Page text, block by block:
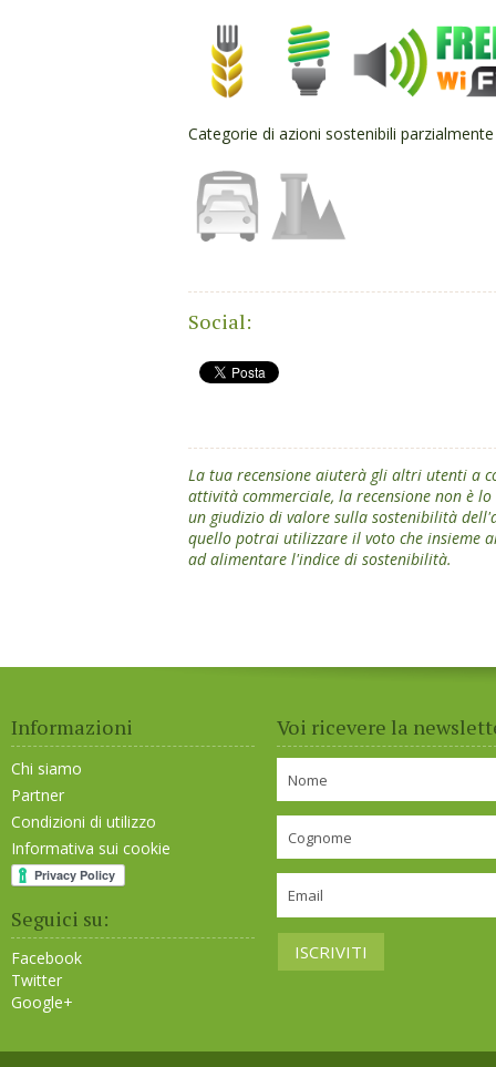
Categorie di azioni sostenibili
Social:
La tua recensione aiuterà gli altri utenti a
attività commerciale, la recensione non è
un giudizio di valore sulla sostenibilità
quello potrai utilizzare il voto che insieme
ad alimentare l'indice di sostenibilità.
Informazioni
Chi siamo
Partner
Condizioni di utilizzo
Informativa sui cookie
Seguici su:
Facebook
Twitter
Google+
Voi ricevere la